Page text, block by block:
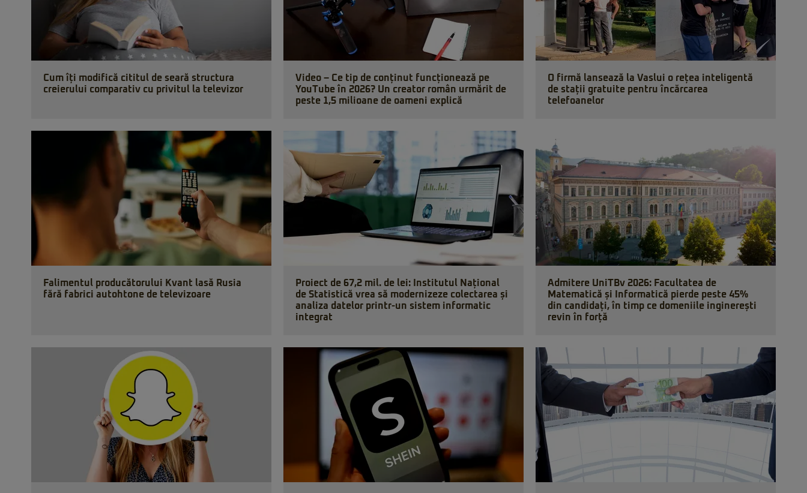
Cum îți modifică cititul de seară structura
creierului comparativ cu privitul la televizor
Video – Ce tip de conținut funcționează pe
YouTube în 2026? Un creator român urmărit de
peste 1,5 milioane de oameni explică
O firmă lansează la Vaslui o rețea inteligentă
de stații gratuite pentru încărcarea
telefoanelor
Falimentul producătorului Kvant lasă Rusia
fără fabrici autohtone de televizoare
Proiect de 67,2 mil. de lei: Institutul Național
de Statistică vrea să modernizeze colectarea și
analiza datelor printr-un sistem informatic
integrat
Admitere UniTBv 2026: Facultatea de
Matematică și Informatică pierde peste 45%
din candidați, în timp ce domeniile inginerești
revin în forță